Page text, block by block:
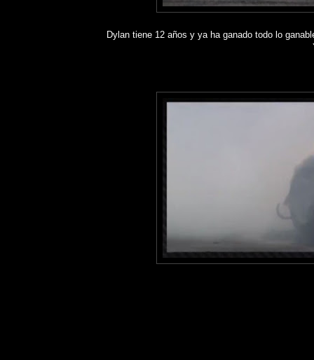
Dylan tiene 12 años y ya ha ganado todo lo